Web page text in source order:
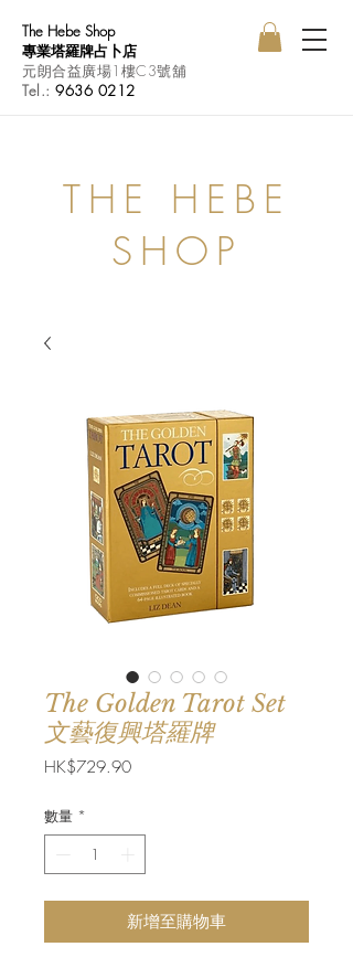
The Hebe Shop
專業塔羅牌占卜店
元朗合益廣場1樓C3號舖
Tel.:9636 0212
THE HEBE
SHOP
The Golden Tarot Set
文藝復興塔羅牌
HK$729.90價
數量 *
新增至購物車